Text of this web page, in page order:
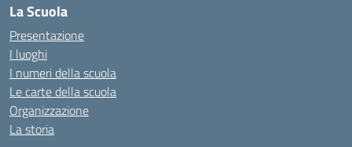
La Scuola
Presentazione
I luoghi
I numeri della scuola
Le carte della scuola
Organizzazione
La storia